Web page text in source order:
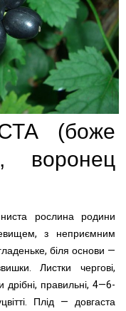
(боже
, воронец
рослина родини
з неприємним
біля основи —
Листки чергові,
дрібні, правильні, 4—6-
Плід — довгаста